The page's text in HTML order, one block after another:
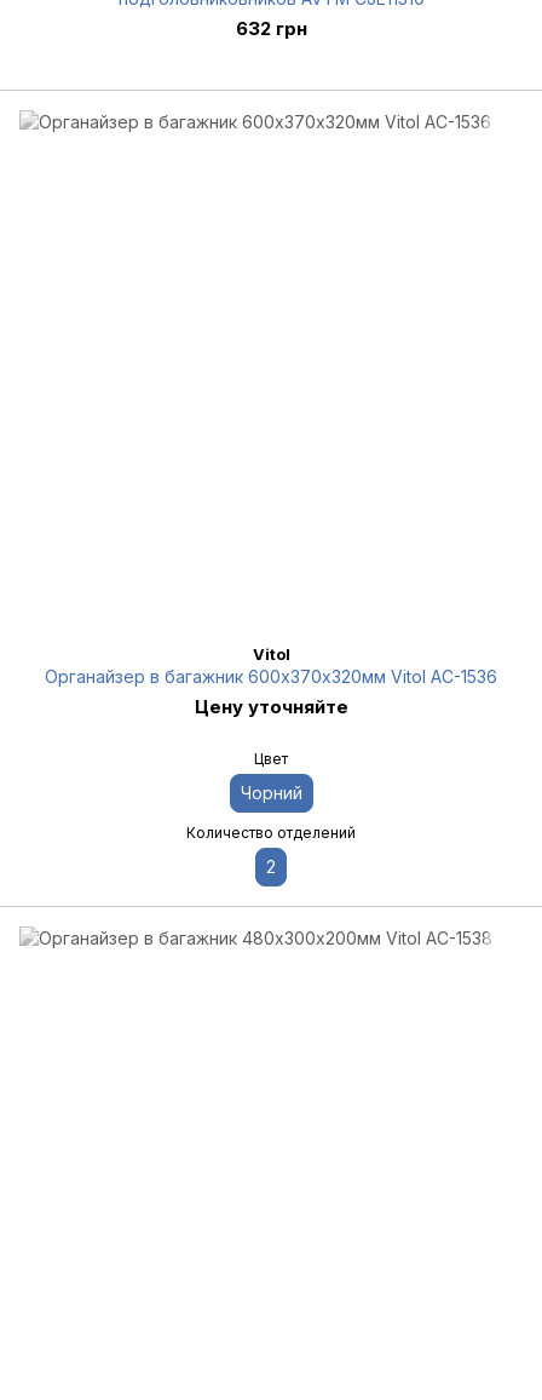
632 грн
Vitol
Органайзер в багажник 600х370х320мм Vitol AC-1536
Цену уточняйте
Цвет
Чорний
Количество отделений
2